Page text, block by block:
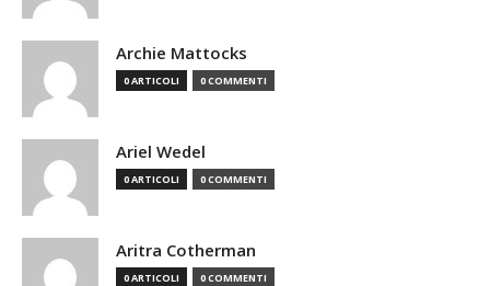
Archie Mattocks
0 ARTICOLI 0 COMMENTI
Ariel Wedel
0 ARTICOLI 0 COMMENTI
Aritra Cotherman
0 ARTICOLI 0 COMMENTI